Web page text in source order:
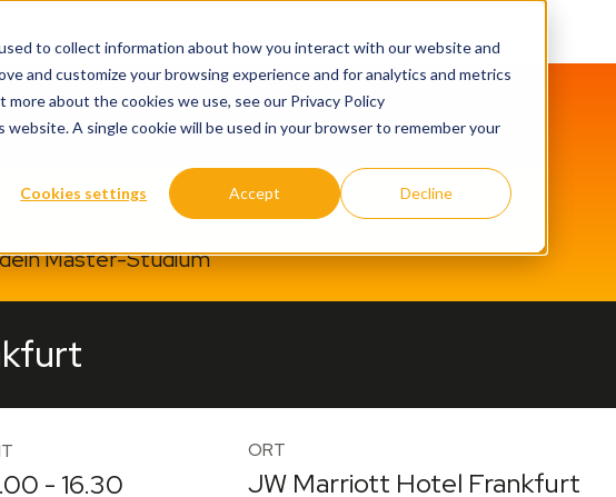
to collect information about how you interact with our website and
and customize your browsing experience and for analytics and metrics
about the cookies we use, see our Privacy Policy
A single cookie will be used in your browser to remember your
Cookies settings Accept Decline
Master-Studium
- 16.30
ORT
JW Marriott Hotel Frankfurt